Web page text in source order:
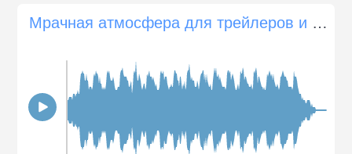
Мрачная атмосфера для трейлеров и фильмов